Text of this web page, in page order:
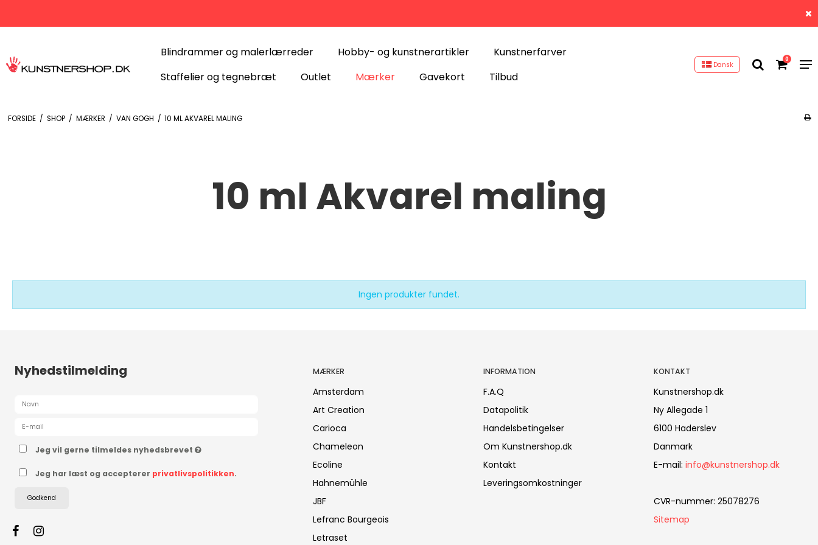
Blindrammer og malerlærreder Hobby- og kunstnerartikler
Kunstnerfarver
Staffelier og tegnebræt
Outlet Mærker Gavekort Tilbud
Dansk
0
FORSIDE / SHOP / MÆRKER / VAN GOGH / 10 ML AKVAREL MALING
10 ml Akvarel maling
Ingen produkter fundet.
Nyhedstilmelding
Jeg vil gerne tilmeldes nyhedsbrevet
Jeg har læst og accepterer privatlivspolitikken.
Godkend
MÆRKER
Amsterdam
Art Creation
Carioca
Chameleon
Ecoline
Hahnemühle
JBF
Lefranc Bourgeois
Letraset
INFORMATION
F.A.Q
Datapolitik
Handelsbetingelser
Om Kunstnershop.dk
Kontakt
Leveringsomkostninger
KONTAKT
Kunstnershop.dk
Ny Allegade 1
6100 Haderslev
Danmark
E-mail: info@kunstnershop.dk
CVR-nummer: 25078276
Sitemap